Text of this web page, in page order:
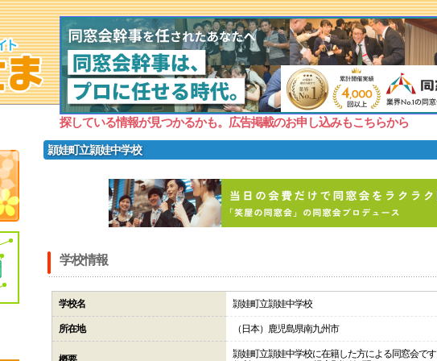
探している情報が見つかるかも。広告掲載のお申し込みもこちらから
頴娃町立頴娃中学校
学校情報
学校名 頴娃町立頴娃中学校
所在地 （日本）鹿児島県南九州市
頴娃町立頴娃中学校に在籍した方による同窓会です